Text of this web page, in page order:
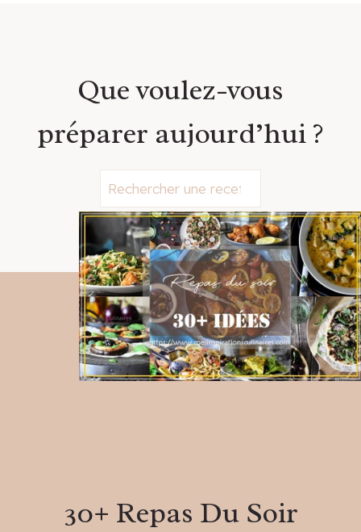
Que voulez-vous
préparer aujourd’hui ?
e
a
r
c
h
30+ Repas Du Soir